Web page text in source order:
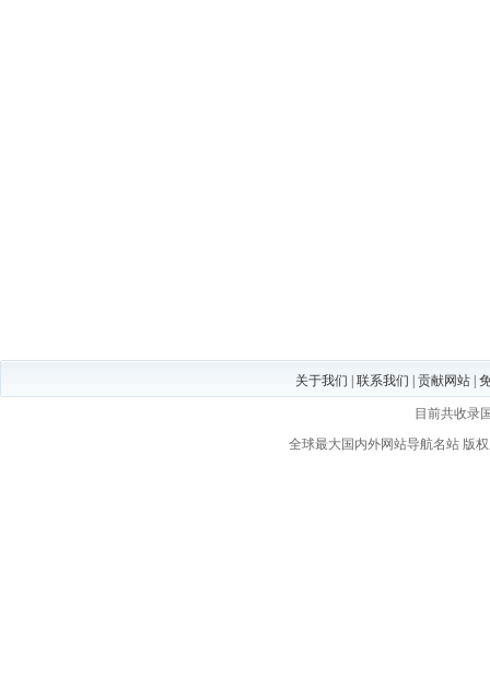
关于我们 联系我们 贡献网站
目前共收录
全球最大国内外网站导航名站版权